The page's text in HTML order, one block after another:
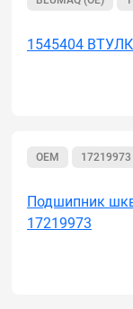
1545404
OEM 17219973
Подшипник
17219973